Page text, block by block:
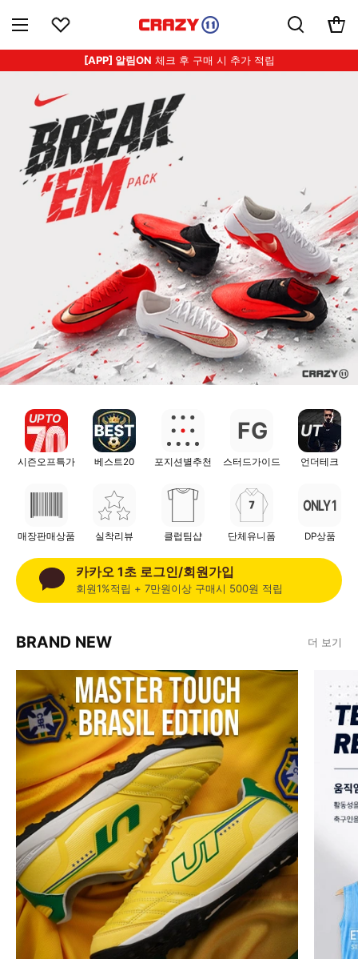
[APP] 알림ON 체크 후 구매 시 추가 적립
UP TO
시즌오프특가 베스트20 포지션별추천
FG
스터드가이드
UT
언더테크
매장판매상품 실착리뷰 클럽팀샵 단체유니폼
ONLY 1
DP상품
카카오 1초 로그인/회원가입
회원1%적립 + 7만원이상 구매시 500원 적립
BRAND NEW 더 보기